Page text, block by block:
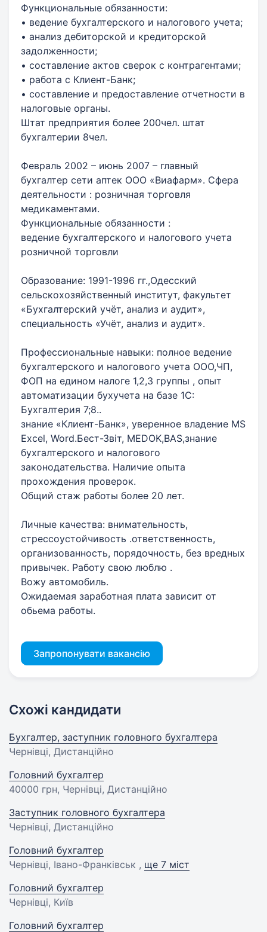
Функциональные обязанности:
• ведение бухгалтерского и налогового учета;
• анализ дебиторской и кредиторской
задолженности;
• составление актов сверок с контрагентами;
• работа с Клиент-Банк;
• составление и предоставление отчетности в
налоговые органы.
Штат предприятия более 200чел. штат
бухгалтерии 8чел.
Февраль 2002 – июнь 2007 – главный
бухгалтер сети аптек ООО «Виафарм». Сфера
деятельности : розничная торговля
медикаментами.
Функциональные обязанности :
ведение бухгалтерского и налогового учета
розничной торговли
Образование: 1991-1996 гг.,Одесский
сельскохозяйственный институт, факультет
«Бухгалтерский учёт, анализ и аудит»,
специальность «Учёт, анализ и аудит».
Профессиональные навыки: полное ведение
бухгалтерского и налогового учета ООО,ЧП,
ФОП на едином налоге 1,2,3 группы , опыт
автоматизации бухучета на базе 1С:
Бухгалтерия 7;8..
знание «Клиент-Банк», уверенное владение MS
Excel, Word.Бест-Звіт, МЕDOK,BAS,знание
бухгалтерского и налогового
законодательства. Наличие опыта
прохождения проверок.
Общий стаж работы более 20 лет.
Личные качества: внимательность,
стрессоустойчивость .ответственность,
организованность, порядочность, без вредных
привычек. Работу свою люблю .
Вожу автомобиль.
Ожидаемая заработная плата зависит от
обьема работы.
Запропонувати вакансію
Схожі кандидати
Бухгалтер, заступник головного бухгалтера
Чернівці, Дистанційно
Головний бухгалтер
40000 грн, Чернівці, Дистанційно
Заступник головного бухгалтера
Чернівці, Дистанційно
Головний бухгалтер
Чернівці, Івано-Франківськ , ще 7 міст
Головний бухгалтер
Чернівці, Київ
Головний бухгалтер